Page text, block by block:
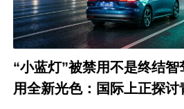
“小蓝灯”被禁用不是终结
用全新光色：国际上正探讨